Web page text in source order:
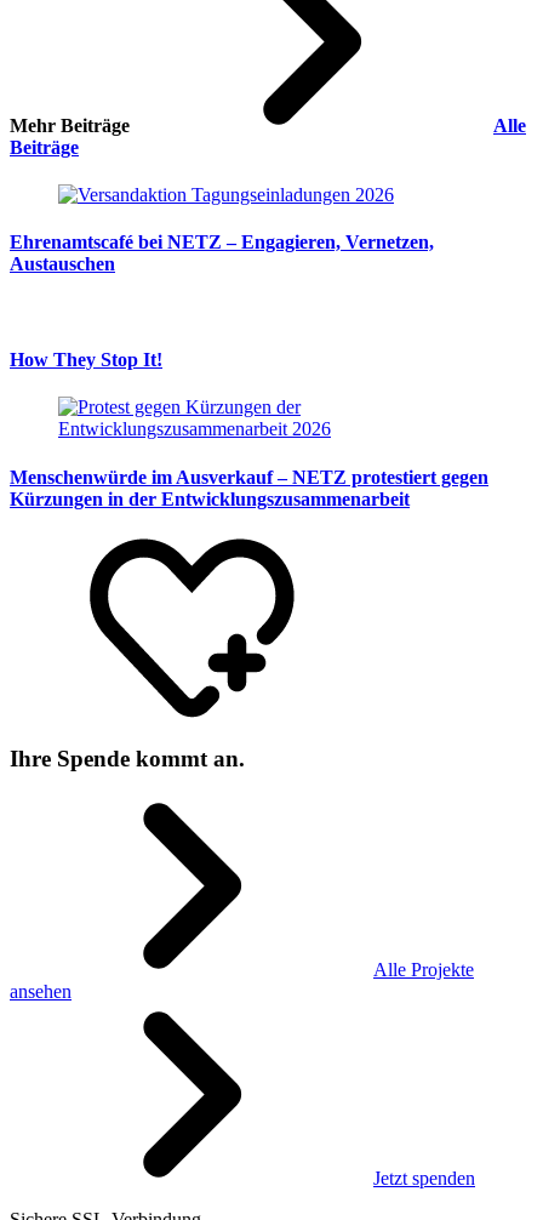
Mehr Beiträge
Alle
Beiträge
Ehrenamtscafé bei NETZ – Engagieren, Vernetzen,
Austauschen
How They Stop It!
Menschenwürde im Ausverkauf – NETZ protestiert gegen
Kürzungen in der Entwicklungszusammenarbeit
Ihre Spende kommt an.
Alle Projekte
ansehen
Jetzt spenden